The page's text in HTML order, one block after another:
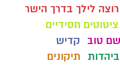
לילך בדרך הישר
ציטוטים חסידיים
טוב
קדיש
תיקונים